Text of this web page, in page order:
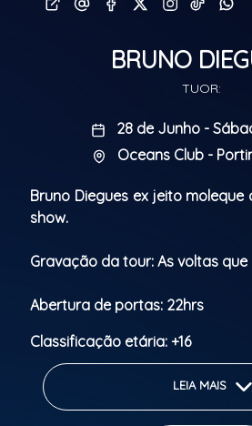
BRUNO
TUOR:
28 de Junho -
Oceans Club -
Bruno Diegues ex jeito
show.
Gravação da tour: As voltas
Abertura de portas: 22hrs
Classificação etária: +16
LEIA MAIS